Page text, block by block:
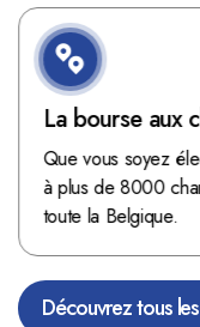
La bourse aux
véritable mine
Que vous soyez
à plus de 8000
toute la Belgique.
Découvrez tous